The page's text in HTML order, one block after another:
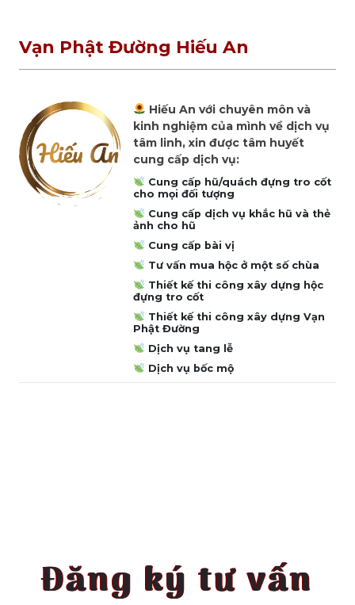
Vạn Phật Đường Hiếu An
Hiếu An với chuyên môn và
kinh nghiệm của mình về dịch vụ
tâm linh, xin được tâm huyết
cung cấp dịch vụ:
Cung cấp hũ/quách đựng tro cốt
cho mọi đối tượng
Cung cấp dịch vụ khắc hũ và thẻ
ảnh cho hũ
Cung cấp bài vị
Tư vấn mua hộc ở một số chùa
Thiết kế thi công xây dựng hộc
đựng tro cốt
Thiết kế thi công xây dựng Vạn
Phật Đường
Dịch vụ tang lễ
Dịch vụ bốc mộ
Đăng ký tư vấn